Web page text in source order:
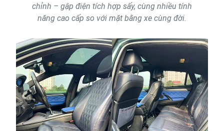
chỉnh – gập điện tích hợp sấy, cùng nhiều tính
năng cao cấp so với mặt bằng xe cùng đời.